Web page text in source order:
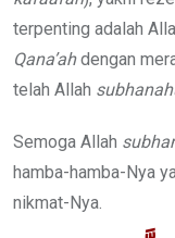
terpenting adalah
Qana’ahdengan
telah Allah
Semoga Allah
hamba-hamba-Nya
nikmat-Nya.